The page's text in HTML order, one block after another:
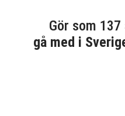
Gör som
gå med i